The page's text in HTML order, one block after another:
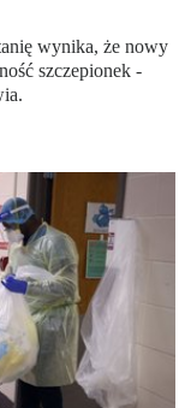
wynika, że nowy
szczepionek -